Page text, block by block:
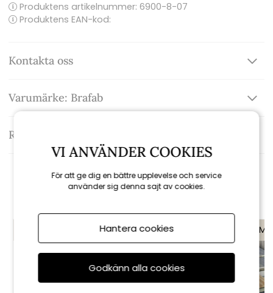
Produktens artikelnummer: 6900-8-07
Produktens EAN-kod:
Kontakta oss
Varumärke: Brafab
Recensioner
Rekommenderade tillbehör
till 16/8
KAMPANJ
till 16/8
VI ANVÄNDER COOKIES
För att ge dig en bättre upplevelse och service
använder sig denna sajt av cookies.
Hantera cookies
Godkänn alla cookies